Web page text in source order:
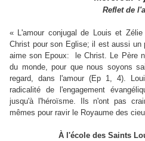
Reflet de
« L'amour conjugal de Louis et
Christ pour son Eglise; il est aussi un
aime son Epoux: le Christ. Le Père
du monde, pour que nous soyons
regard, dans l'amour (Ep 1, 4).
radicalité de l'engagement
jusqu'à l'héroïsme. Ils n'ont pas
mêmes pour ravir le Royaume des
À l'école des Saints